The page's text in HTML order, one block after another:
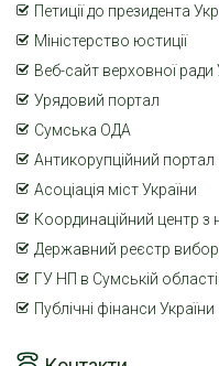
Петиції до президента
Міністерство юстиції
Веб-сайт верховної ради
Урядовий портал
Сумська ОДА
Антикорупційний портал
Асоціація міст України
Координаційний центр
Державний реєстр
ГУ НП в Сумській області
Публічні фінанси України